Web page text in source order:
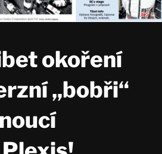
okoření
„bobři“